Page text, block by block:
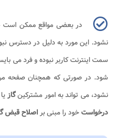
در بعضی مواقع ممکن است
نشود. این مورد به دلیل در دسترس
سمت اینترنت کاربر نبوده و فرد می
شود. در صورتی که همچنان صفحه
نشود، می تواند به امور مشترکینگاز
درخواستخود را مبنی براصلاح قبض